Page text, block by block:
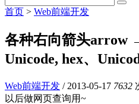
首页 > Web前端开发
各种右向箭头arrow
Unicode, hex、
Web前端开发 / 2013-05-17 7632
以后做网页查询用~